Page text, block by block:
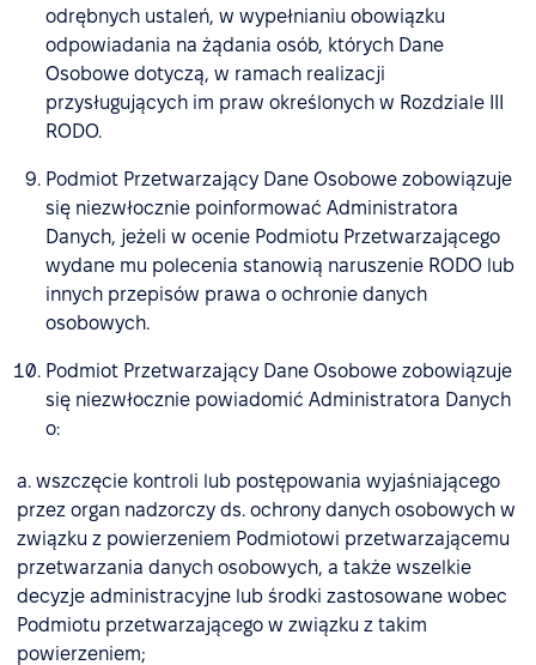
odrębnych ustaleń, w wypełnianiu obowiązku
odpowiadania na żądania osób, których Dane
Osobowe dotyczą, w ramach realizacji
przysługujących im praw określonych w Rozdziale III
RODO.
Podmiot Przetwarzający Dane Osobowe zobowiązuje
się niezwłocznie poinformować Administratora
Danych, jeżeli w ocenie Podmiotu Przetwarzającego
wydane mu polecenia stanowią naruszenie RODO lub
innych przepisów prawa o ochronie danych
osobowych.
Podmiot Przetwarzający Dane Osobowe zobowiązuje
się niezwłocznie powiadomić Administratora Danych
o:
a. wszczęcie kontroli lub postępowania wyjaśniającego
przez organ nadzorczy ds. ochrony danych osobowych w
związku z powierzeniem Podmiotowi przetwarzającemu
przetwarzania danych osobowych, a także wszelkie
decyzje administracyjne lub środki zastosowane wobec
Podmiotu przetwarzającego w związku z takim
powierzeniem;